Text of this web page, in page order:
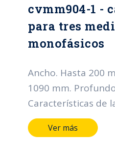
cvmm904-1 -
para tres
monofásicos
Ancho. Hasta 200
1090 mm.
Características de
Grado de
Grado de
Ver más